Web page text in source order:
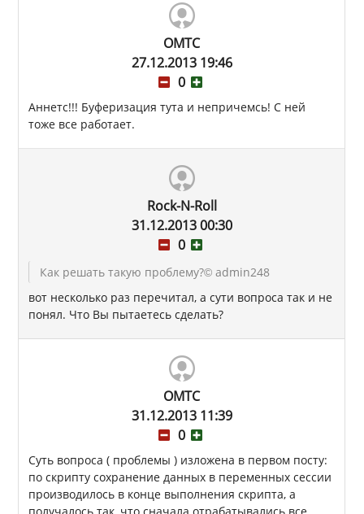
OMTC
27.12.2013 19:46
0
Аннетс!!! Буферизация тута и непричемсь! С ней
тоже все работает.
Rock-N-Roll
31.12.2013 00:30
0
Как решать такую проблему?© admin248
вот несколько раз перечитал, а сути вопроса так и не
понял. Что Вы пытаетесь сделать?
OMTC
31.12.2013 11:39
0
Суть вопроса ( проблемы ) изложена в первом посту:
по скрипту сохранение данных в переменных сессии
производилось в конце выполнения скрипта, а